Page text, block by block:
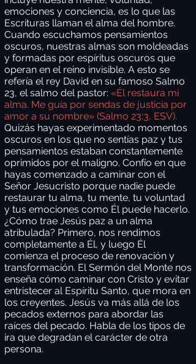
emociones y conciencia, es lo que las
Escrituras llaman el alma del hombre.
Cuando escuchamos pensamientos
oscuros, nuestras almas son moldeadas
y formadas por espíritus oscuros que
operan en el reino invisible. A esto se
refería el rey David en su famoso Salmo
23, el salmo del pastor: «Él restaura mi
alma. Me guía por sendas de justicia por
amor a su nombre» (Salmo 23:3, ESV).
Quizás hayas experimentado momentos
oscuros en los que no sentías paz y tus
pensamientos estaban constantemente
oprimidos por el maligno. Confío en que
hayas comenzado a caminar con el
Señor Jesucristo porque nadie puede
restaurar tu alma, tu mente, tu voluntad
y tus emociones como Él puede hacerlo.
¿Cómo trae Jesús paz a un alma
atribulada? Primero, nos rendimos
completamente a Él, y luego Él
comienza el proceso de renovación y
transformación. El Sermón del Monte nos
enseña cómo caminar con Cristo y evitar
entristecer al Espíritu Santo, que mora en
los creyentes. Jesús va más allá de los
pecados externos para abordar las
raíces del pecado. Habla de los tipos de
ira que degradan el carácter de otra
persona.